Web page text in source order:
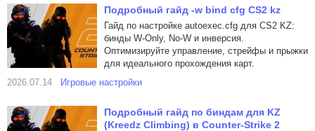
Подробный гайд -w bind cfg CS2 kz
Гайд по настройке autoexec.cfg для CS2 KZ:
бинды W-Only, No-W и инверсия.
Оптимизируйте управление, стрейфы и прыжки
для идеального прохождения карт.
2026.07.14
Игровые настройки
Подробный гайд по биндам для KZ
(Kreedz Climbing) в Counter-Strike 2